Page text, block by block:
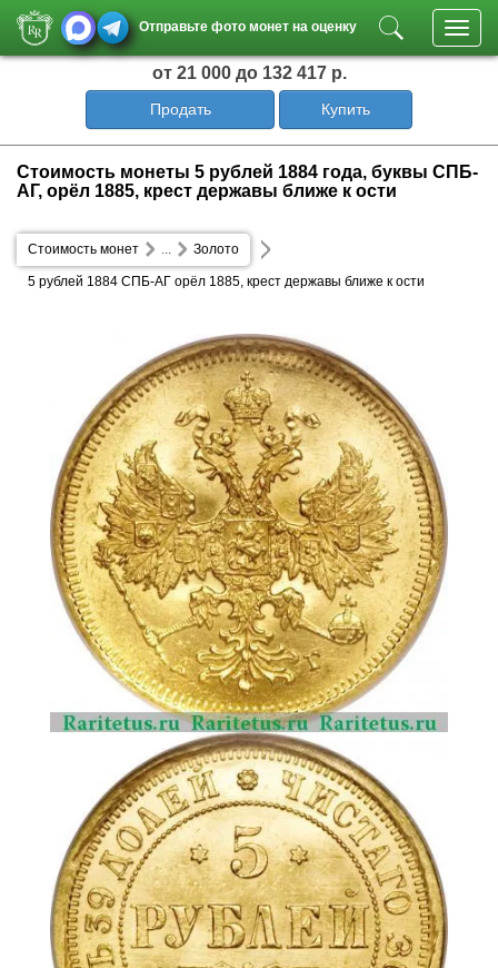
Отправьте фото монет на оценку
от 21 000 до 132 417 р.
Продать Купить
Стоимость монеты 5 рублей 1884 года, буквы СПБ-
АГ, орёл 1885, крест державы ближе к ости
Стоимость монет Золото
...
5 рублей 1884 СПБ-АГ орёл 1885, крест державы ближе к ости